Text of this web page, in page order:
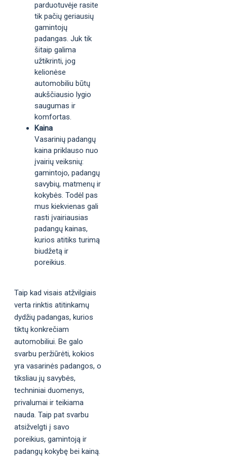
parduotuvėje rasite
tik pačių geriausių
gamintojų
padangas. Juk tik
šitaip galima
užtikrinti, jog
kelionėse
automobiliu būtų
aukščiausio lygio
saugumas ir
komfortas.
Kaina
Vasarinių padangų
kaina priklauso nuo
įvairių veiksnių:
gamintojo, padangų
savybių, matmenų ir
kokybės. Todėl pas
mus kiekvienas gali
rasti įvairiausias
padangų kainas,
kurios atitiks turimą
biudžetą ir
poreikius.
Taip kad visais atžvilgiais
verta rinktis atitinkamų
dydžių padangas, kurios
tiktų konkrečiam
automobiliui. Be galo
svarbu peržiūrėti, kokios
yra vasarinės padangos, o
tiksliau jų savybės,
techniniai duomenys,
privalumai ir teikiama
nauda. Taip pat svarbu
atsižvelgti į savo
poreikius, gamintoją ir
padangų kokybę bei kainą.